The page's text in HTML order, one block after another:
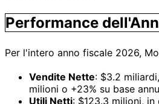
Performance
Per l'intero anno fiscale 2026,
Vendite Nette: $3.2
milioni o +23% su base
Utili Netti: $123.3 milioni,